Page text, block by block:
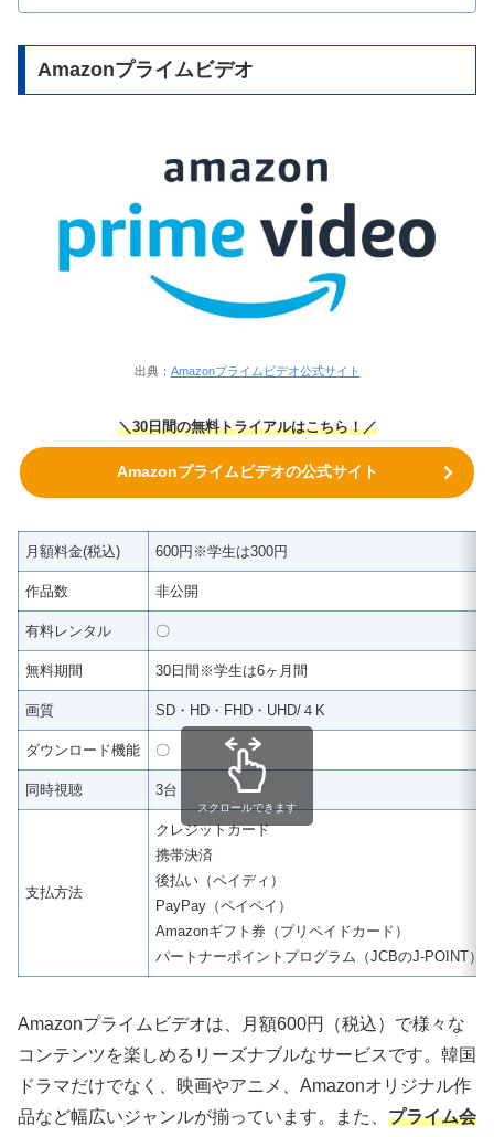
Amazonプライムビデオ
出典： Amazonプライムビデオ公式サイト
＼30日間の無料トライアルはこちら！／
Amazonプライムビデオの公式サイト
月額料金(税込) 600円※学生は300円
作品数 非公開
有料レンタル 〇
無料期間 30日間※学生は6ヶ月間
画質 SD・HD・FHD・UHD/４K
ダウンロード機能 〇
同時視聴 3台
支払方法
クレジットカード
携帯決済
後払い（ペイディ）
PayPay（ペイペイ）
Amazonギフト券（プリペイドカード）
パートナーポイントプログラム（JCBのJ-POINT）
スクロールできます
Amazonプライムビデオは、月額600円（税込）で様々な
コンテンツを楽しめるリーズナブルなサービスです。韓国
ドラマだけでなく、映画やアニメ、Amazonオリジナル作
品など幅広いジャンルが揃っています。また、 プライム会